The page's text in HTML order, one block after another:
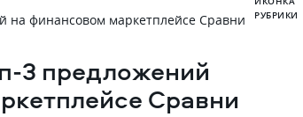
3 предложений
Сравни